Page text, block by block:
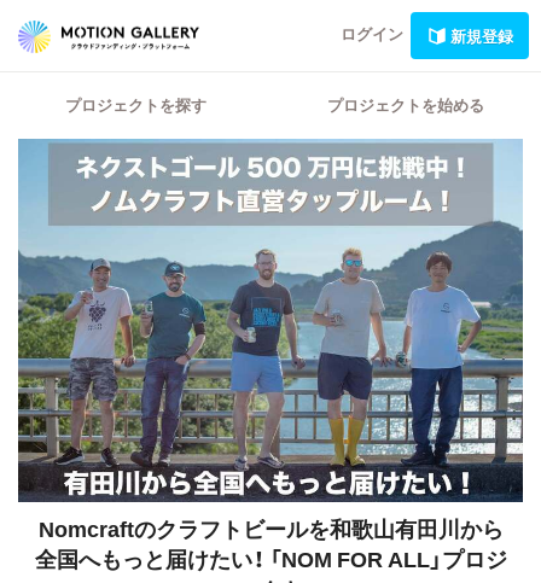
ログイン 新規登録
プロジェクトを探す プロジェクトを始める
Nomcraftのクラフトビールを和歌山有田川から
全国へもっと届けたい！ 「NOM FOR ALL」プロジ